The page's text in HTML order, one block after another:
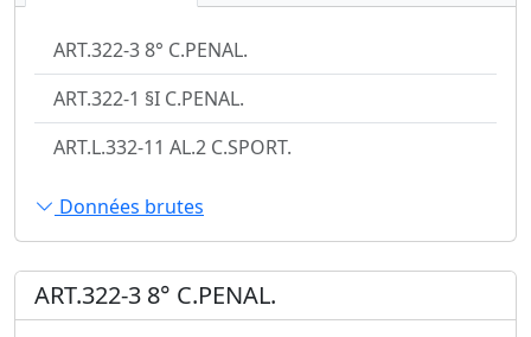
ART.322-3 8° C.PENAL.
ART.322-1 §I C.PENAL.
ART.L.332-11 AL.2 C.SPORT.
Données brutes
ART.322-3 8° C.PENAL.